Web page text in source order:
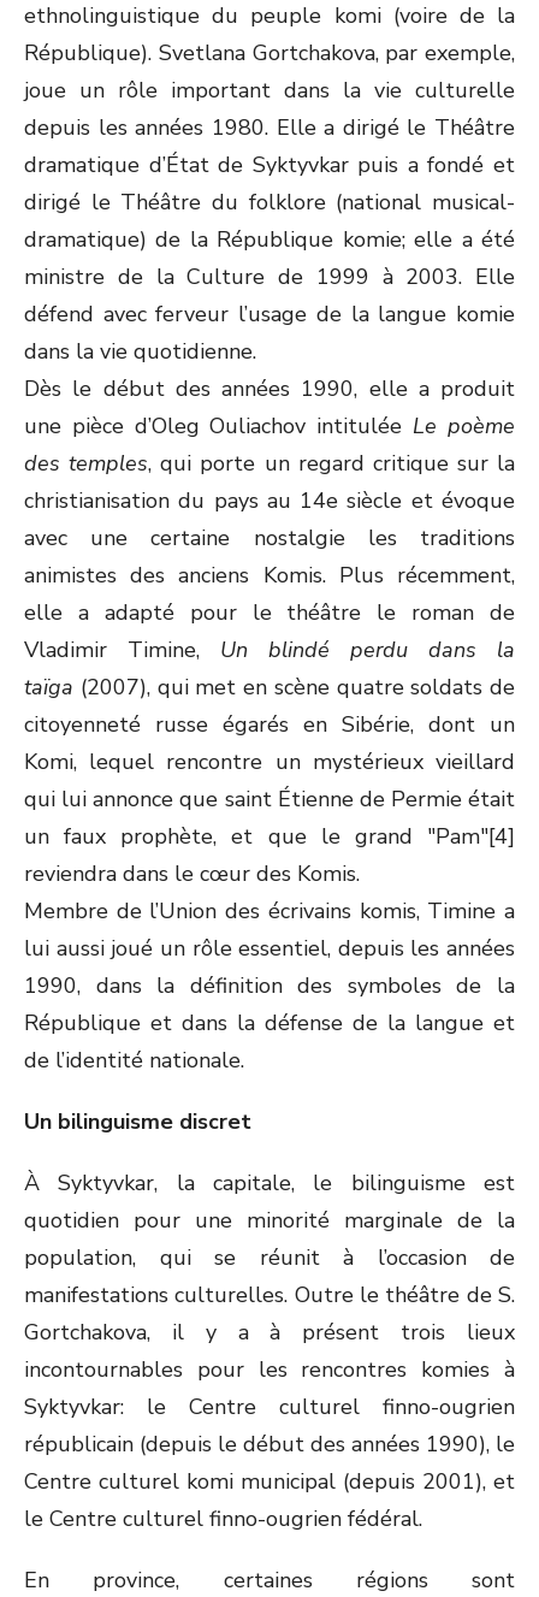
ethnolinguistique du peuple komi (voire de la
République). Svetlana Gortchakova, par exemple,
joue un rôle important dans la vie culturelle
depuis les années 1980. Elle a dirigé le Théâtre
dramatique d’État de Syktyvkar puis a fondé et
dirigé le Théâtre du folklore (national musical-
dramatique) de la République komie; elle a été
ministre de la Culture de 1999 à 2003. Elle
défend avec ferveur l’usage de la langue komie
dans la vie quotidienne.
Dès le début des années 1990, elle a produit
une pièce d’Oleg Ouliachov intitulée Le poème
des temples, qui porte un regard critique sur la
christianisation du pays au 14e siècle et évoque
avec une certaine nostalgie les traditions
animistes des anciens Komis. Plus récemment,
elle a adapté pour le théâtre le roman de
Vladimir Timine, Un blindé perdu dans la
taïga (2007), qui met en scène quatre soldats de
citoyenneté russe égarés en Sibérie, dont un
Komi, lequel rencontre un mystérieux vieillard
qui lui annonce que saint Étienne de Permie était
un faux prophète, et que le grand "Pam"[4]
reviendra dans le cœur des Komis.
Membre de l’Union des écrivains komis, Timine a
lui aussi joué un rôle essentiel, depuis les années
1990, dans la définition des symboles de la
République et dans la défense de la langue et
de l’identité nationale.
Un bilinguisme discret
À Syktyvkar, la capitale, le bilinguisme est
quotidien pour une minorité marginale de la
population, qui se réunit à l’occasion de
manifestations culturelles. Outre le théâtre de S.
Gortchakova, il y a à présent trois lieux
incontournables pour les rencontres komies à
Syktyvkar: le Centre culturel finno-ougrien
républicain (depuis le début des années 1990), le
Centre culturel komi municipal (depuis 2001), et
le Centre culturel finno-ougrien fédéral.
En province, certaines régions sont